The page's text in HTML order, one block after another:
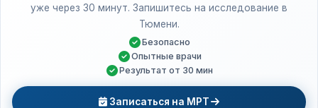
уже через 30 минут. Запишитесь на исследование в
Тюмени.
Безопасно
Опытные врачи
Результат от 30 мин
Записаться на МРТ